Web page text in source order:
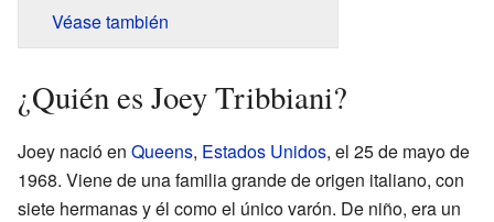
Véase también
¿Quién es Joey Tribbiani?
Joey nació en Queens, Estados Unidos, el 25 de mayo de
1968. Viene de una familia grande de origen italiano, con
siete hermanas y él como el único varón. De niño, era un